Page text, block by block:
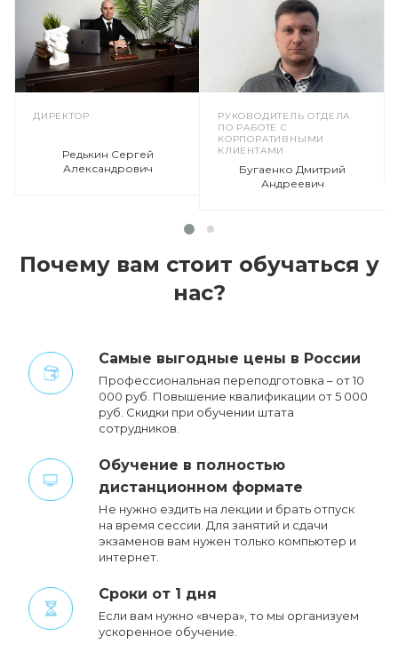
ДИРЕКТОР
Редькин Сергей
Александрович
РУКОВОДИТЕЛЬ ОТДЕЛА
ПО РАБОТЕ С
КОРПОРАТИВНЫМИ
КЛИЕНТАМИ
Бугаенко Дмитрий
Андреевич
Почему вам стоит обучаться у
нас?
Cамые выгодные цены в России
Профессиональная переподготовка – от 10
000 руб. Повышение квалификации от 5 000
руб. Cкидки при обучении штата
сотрудников.
Обучение в полностью
дистанционном формате
Не нужно ездить на лекции и брать отпуск
на время сессии. Для занятий и сдачи
экзаменов вам нужен только компьютер и
интернет.
Сроки от 1 дня
Если вам нужно «вчера», то мы организуем
ускоренное обучение.